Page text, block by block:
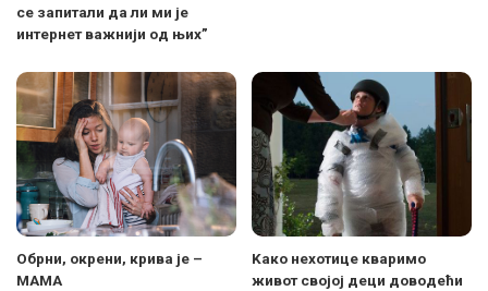
се запитали да ли ми је
интернет важнији од њих”
Обрни, окрени, крива је –
МАМА
Kако нехотице кваримо
живот својој деци доводећи